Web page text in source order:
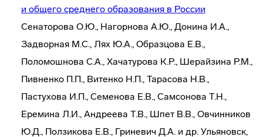
и общего среднего образования в России
Сенаторова О.Ю., Нагорнова А.Ю., Донина И.А.,
Задворная М.С., Лях Ю.А., Образцова Е.В.,
Поломошнова С.А., Хачатурова К.Р., Шерайзина Р.М.,
Пивненко П.П., Витенко Н.П., Тарасова Н.В.,
Пастухова И.П., Семенова Е.В., Самсонова Т.Н.,
Еремина Л.И., Андреева Т.В., Шпет В.В., Овчинников
Ю.Д., Ползикова Е.В., Гриневич Д.А. и др. Ульяновск,